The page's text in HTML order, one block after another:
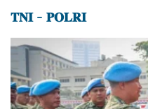
𝐓𝐍𝐈 – 𝐏𝐎𝐋𝐑𝐈